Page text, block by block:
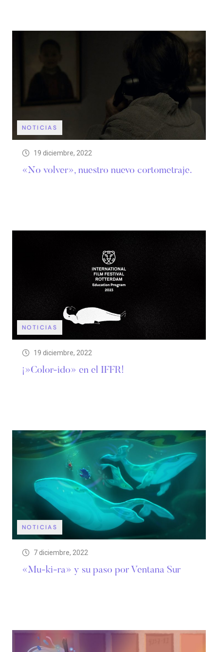
NOTICIAS
19 diciembre, 2022
«No volver», nuestro nuevo cortometraje.
NOTICIAS
19 diciembre, 2022
¡»Color-ido» en el IFFR!
NOTICIAS
7 diciembre, 2022
«Mu-ki-ra» y su paso por Ventana Sur